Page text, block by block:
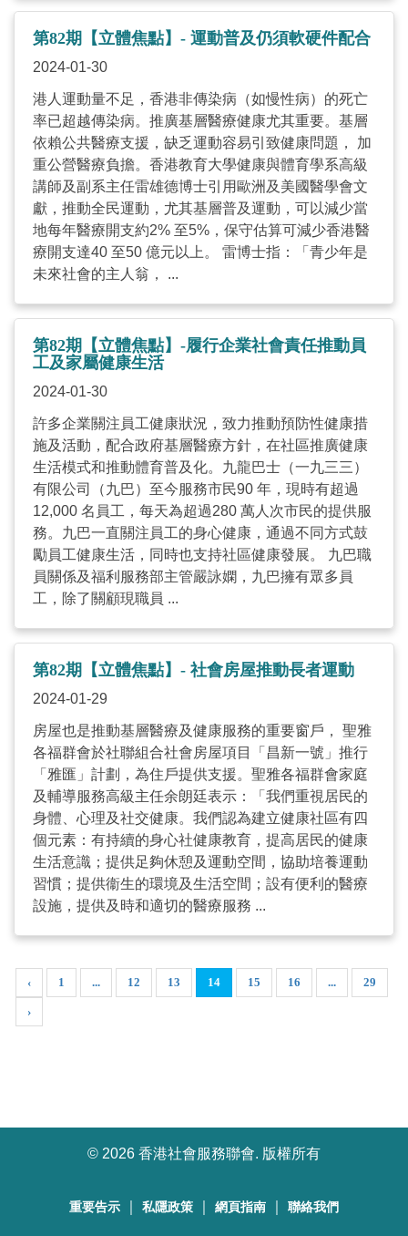
第82期【立體焦點】- 運動普及仍須軟硬件配合
2024-01-30
港人運動量不足，香港非傳染病（如慢性病）的死亡
率已超越傳染病。推廣基層醫療健康尤其重要。基層
依賴公共醫療支援，缺乏運動容易引致健康問題， 加
重公營醫療負擔。香港教育大學健康與體育學系高級
講師及副系主任雷雄德博士引用歐洲及美國醫學會文
獻，推動全民運動，尤其基層普及運動，可以減少當
地每年醫療開支約2% 至5%，保守估算可減少香港醫
療開支達40 至50 億元以上。 雷博士指：「青少年是
未來社會的主人翁， ...
第82期【立體焦點】-履行企業社會責任推動員
工及家屬健康生活
2024-01-30
許多企業關注員工健康狀況，致力推動預防性健康措
施及活動，配合政府基層醫療方針，在社區推廣健康
生活模式和推動體育普及化。九龍巴士（一九三三）
有限公司（九巴）至今服務市民90 年，現時有超過
12,000 名員工，每天為超過280 萬人次市民的提供服
務。九巴一直關注員工的身心健康，通過不同方式鼓
勵員工健康生活，同時也支持社區健康發展。 九巴職
員關係及福利服務部主管嚴詠嫻，九巴擁有眾多員
工，除了關顧現職員 ...
第82期【立體焦點】- 社會房屋推動長者運動
2024-01-29
房屋也是推動基層醫療及健康服務的重要窗戶， 聖雅
各福群會於社聯組合社會房屋項目「昌新一號」推行
「雅匯」計劃，為住戶提供支援。聖雅各福群會家庭
及輔導服務高級主任余朗廷表示：「我們重視居民的
身體、心理及社交健康。我們認為建立健康社區有四
個元素：有持續的身心社健康教育，提高居民的健康
生活意識；提供足夠休憩及運動空間，協助培養運動
習慣；提供衞生的環境及生活空間；設有便利的醫療
設施，提供及時和適切的醫療服務 ...
‹ 1 ... 12 13 14 15 16 ... 29
›
© 2026 香港社會服務聯會. 版權所有
重要告示 私隱政策 網頁指南 聯絡我們